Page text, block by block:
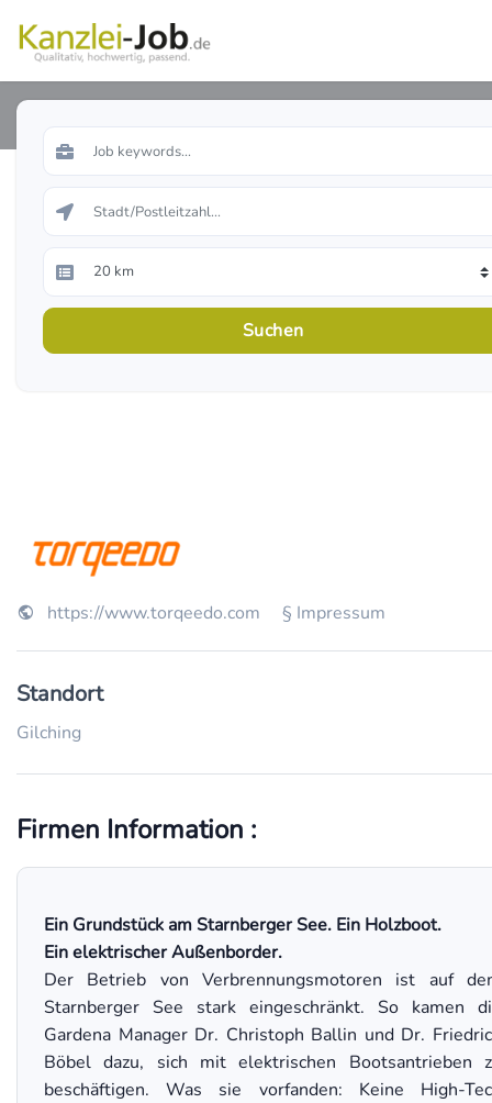
https://www.torqeedo.com § Impressum
Standort
Gilching
Firmen Information :
Ein Grundstück am Starnberger See. Ein Holzboot.
Ein elektrischer Außenborder.
Der Betrieb von Verbrennungsmotoren ist auf
Starnberger See stark eingeschränkt. So kamen
Gardena Manager Dr. Christoph Ballin und Dr.
Böbel dazu, sich mit elektrischen Bootsantrieben
beschäftigen. Was sie vorfanden: Keine High-